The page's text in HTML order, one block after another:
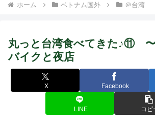
ホーム ベトナム国外 ＠台湾
丸っと台湾食べてきた♪⑪
バイクと夜店
X Facebook
LINE コピ